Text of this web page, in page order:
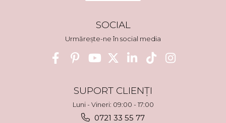
SOCIAL
Urmărește-ne în social media
SUPORT CLIENȚI
Luni - Vineri: 09:00 - 17:00
0721 33 55 77